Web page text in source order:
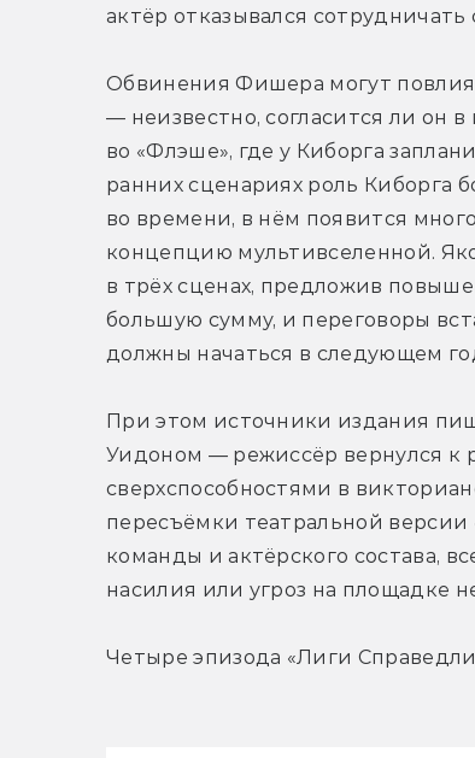
актёр отказывался
Обвинения Фишера могут
— неизвестно, согласится ли он
во «Флэше», где у Киборга
ранних сценариях роль Киборга
во времени, в нём появится
концепцию мультивселенной.
в трёх сценах, предложив
большую сумму, и переговоры
должны начаться в следующем
При этом источники издания
Уидоном — режиссёр вернулся к
сверхспособностями в
пересъёмки театральной
команды и актёрского состава,
насилия или угроз на площадке
Четыре эпизода «Лиги